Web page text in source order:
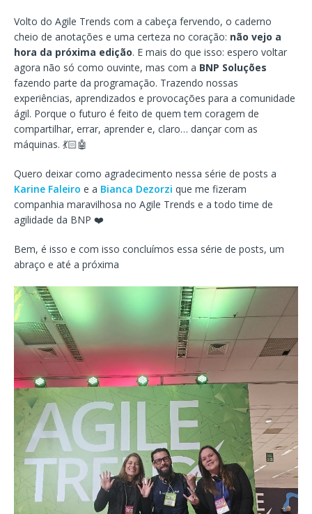
Volto do Agile Trends com a cabeça fervendo, o caderno
cheio de anotações e uma certeza no coração: não vejo a
hora da próxima edição. E mais do que isso: espero voltar
agora não só como ouvinte, mas com a BNP Soluções
fazendo parte da programação. Trazendo nossas
experiências, aprendizados e provocações para a comunidade
ágil. Porque o futuro é feito de quem tem coragem de
compartilhar, errar, aprender e, claro… dançar com as
máquinas. 💃🏻🤖
Quero deixar como agradecimento nessa série de posts a
Karine Faleiro e a Bianca Dezorzi que me fizeram
companhia maravilhosa no Agile Trends e a todo time de
agilidade da BNP ❤️
Bem, é isso e com isso concluímos essa série de posts, um
abraço e até a próxima